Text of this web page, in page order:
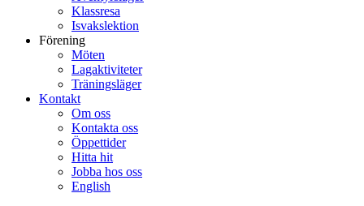
Klassresa
Isvakslektion
Förening
Möten
Lagaktiviteter
Träningsläger
Kontakt
Om oss
Kontakta oss
Öppettider
Hitta hit
Jobba hos oss
English